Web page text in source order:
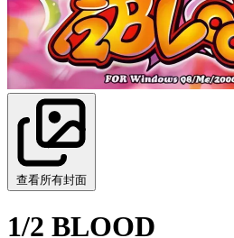
查看所有封面
1/2 BLOOD